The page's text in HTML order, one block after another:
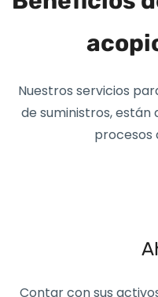
Nuestros servicios
de suministros, están
procesos
Contar con sus